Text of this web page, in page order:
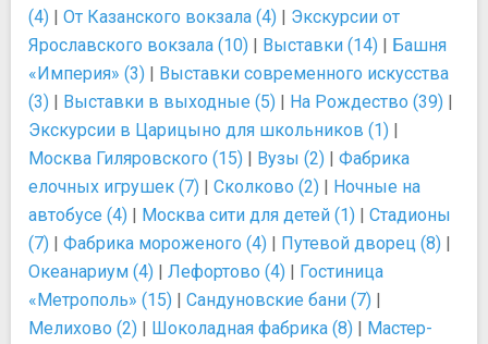
(4) | От Казанского вокзала (4) | Экскурсии от
Ярославского вокзала (10) | Выставки (14) | Башня
«Империя» (3) | Выставки современного искусства
(3) | Выставки в выходные (5) | На Рождество (39) |
Экскурсии в Царицыно для школьников (1) |
Москва Гиляровского (15) | Вузы (2) | Фабрика
елочных игрушек (7) | Сколково (2) | Ночные на
автобусе (4) | Москва сити для детей (1) | Стадионы
(7) | Фабрика мороженого (4) | Путевой дворец (8) |
Океанариум (4) | Лефортово (4) | Гостиница
«Метрополь» (15) | Сандуновские бани (7) |
Мелихово (2) | Шоколадная фабрика (8) | Мастер-